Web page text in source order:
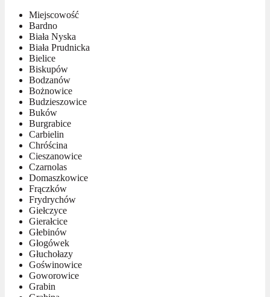
Miejscowość
Bardno
Biała Nyska
Biała Prudnicka
Bielice
Biskupów
Bodzanów
Bożnowice
Budzieszowice
Buków
Burgrabice
Carbielin
Chróścina
Cieszanowice
Czarnolas
Domaszkowice
Frączków
Frydrychów
Giełczyce
Gierałcice
Głebinów
Głogówek
Głuchołazy
Goświnowice
Goworowice
Grabin